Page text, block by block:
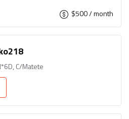
$500/ month
C/Matete